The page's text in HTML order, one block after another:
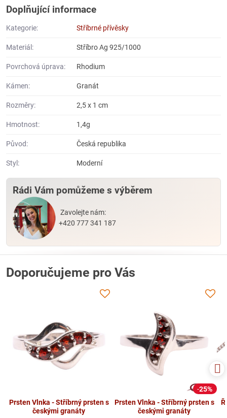
Doplňující informace
Kategorie: Stříbrné přívěsky
Materiál: Stříbro Ag 925/1000
Povrchová úprava: Rhodium
Kámen: Granát
Rozměry: 2,5 x 1 cm
Hmotnost: 1,4g
Původ: Česká republika
Styl: Moderní
Rádi Vám pomůžeme s výběrem
Zavolejte nám:
+420 777 341 187
Doporučujeme pro Vás
Prsten Vlnka - Stříbrný prsten s
českými granáty
25%
Prsten Vlnka - Stříbrný prsten s
českými granáty